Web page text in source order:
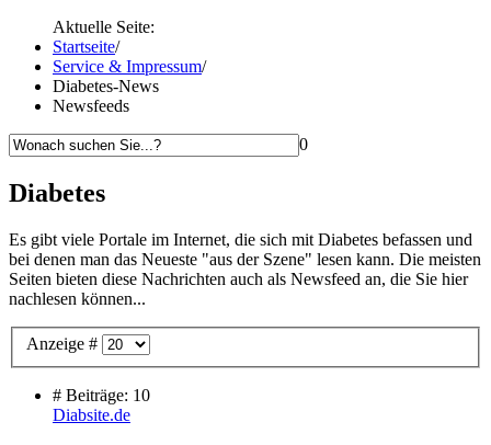
Aktuelle Seite:
Startseite/
Service & Impressum/
Diabetes-News
Newsfeeds
0
Diabetes
Es gibt viele Portale im Internet, die sich mit Diabetes befassen und
bei denen man das Neueste "aus der Szene" lesen kann. Die meisten
Seiten bieten diese Nachrichten auch als Newsfeed an, die Sie hier
nachlesen können...
Anzeige #
# Beiträge: 10
Diabsite.de